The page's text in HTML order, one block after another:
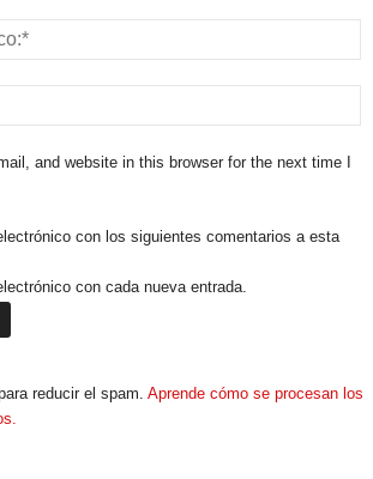
and website in this browser for the next time I
con los siguientes comentarios a esta
con cada nueva entrada.
reducir el spam. Aprende cómo se procesan los